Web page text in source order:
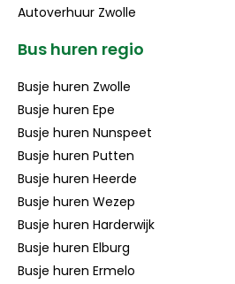
Autoverhuur Zwolle
Bus huren regio
Busje huren Zwolle
Busje huren Epe
Busje huren Nunspeet
Busje huren Putten
Busje huren Heerde
Busje huren Wezep
Busje huren Harderwijk
Busje huren Elburg
Busje huren Ermelo